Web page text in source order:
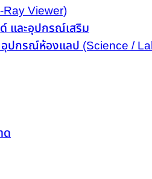
Ray Viewer)
และอุปกรณ์เสริม
ปกรณ์ห้องแลป (Science /
ด